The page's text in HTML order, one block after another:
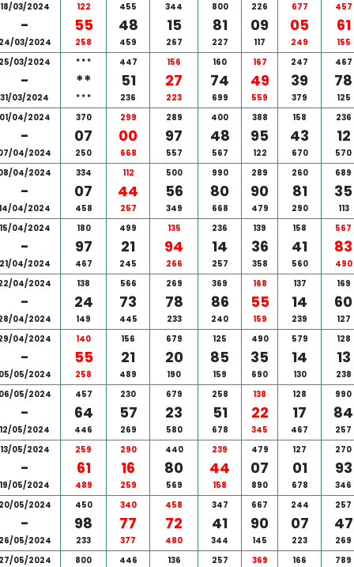
18/03/2024
-
03/2024
122
55
258
455
48
459
344
15
267
800
81
227
226
09
117
677
05
249
457
61
155
03/2024
-
31/03/2024
* * *
**
* * *
447
51
236
156
27
223
160
74
699
167
49
559
247
39
379
467
78
125
04/2024
-
04/2024
370
07
250
299
00
668
289
97
557
400
48
567
388
95
122
158
43
670
236
12
570
04/2024
-
04/2024
334
07
458
112
44
257
500
56
349
990
80
668
289
90
479
260
81
290
689
35
113
04/2024
-
04/2024
180
97
467
499
21
245
135
94
266
236
14
257
139
36
358
158
41
560
567
83
490
04/2024
-
04/2024
138
24
149
566
73
445
269
78
233
369
86
240
168
55
159
137
14
239
169
60
127
04/2024
-
05/2024
140
55
258
156
21
489
679
20
190
125
85
159
490
35
690
579
14
130
128
13
238
05/2024
-
12/05/2024
457
64
446
230
57
269
679
23
580
258
51
678
138
22
345
128
17
467
990
84
257
13/05/2024
-
19/05/2024
259
61
489
290
16
259
440
80
569
239
44
158
479
07
890
127
01
678
270
93
346
05/2024
-
05/2024
450
98
233
340
77
377
458
72
480
347
41
344
667
90
145
244
07
223
257
47
269
05/2024
800 446 136 257 369 166 789